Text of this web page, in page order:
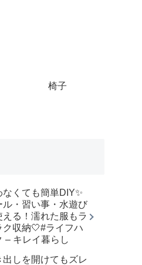
椅子
なくても簡単DIY✨
ル・習い事・水遊び
える！濡れた服もラ
ク収納🤍⁡#ライフハ
– キレイ暮らし
出しを開けてもズレ